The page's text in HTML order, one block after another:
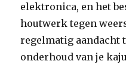
elektronica, en het
houtwerk tegen
regelmatig aandacht
onderhoud van je